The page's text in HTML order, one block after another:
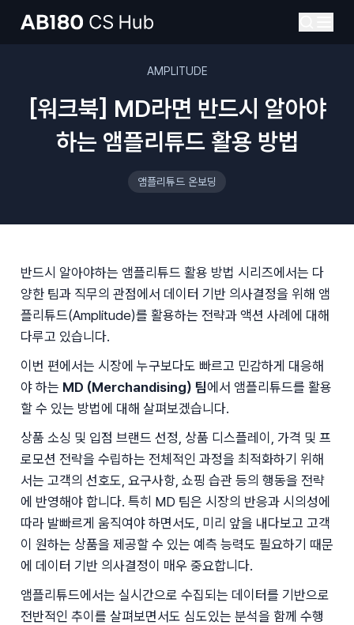
AMPLITUDE
[워크북] MD라면 반드시 알아야
하는 앰플리튜드 활용 방법
앰플리튜드 온보딩
반드시 알아야하는 앰플리튜드 활용 방법 시리즈에서는 다
양한 팀과 직무의 관점에서 데이터 기반 의사결정을 위해 앰
플리튜드(Amplitude)를 활용하는 전략과 액션 사례에 대해
다루고 있습니다.
이번 편에서는 시장에 누구보다도 빠르고 민감하게 대응해
야 하는 MD (Merchandising) 팀에서 앰플리튜드를 활용
할 수 있는 방법에 대해 살펴보겠습니다.
상품 소싱 및 입점 브랜드 선정, 상품 디스플레이, 가격 및 프
로모션 전략을 수립하는 전체적인 과정을 최적화하기 위해
서는 고객의 선호도, 요구사항, 쇼핑 습관 등의 행동을 전략
에 반영해야 합니다. 특히 MD 팀은 시장의 반응과 시의성에
따라 발빠르게 움직여야 하면서도, 미리 앞을 내다보고 고객
이 원하는 상품을 제공할 수 있는 예측 능력도 필요하기 때문
에 데이터 기반 의사결정이 매우 중요합니다.
앰플리튜드에서는 실시간으로 수집되는 데이터를 기반으로
전반적인 추이를 살펴보면서도 심도있는 분석을 함께 수행